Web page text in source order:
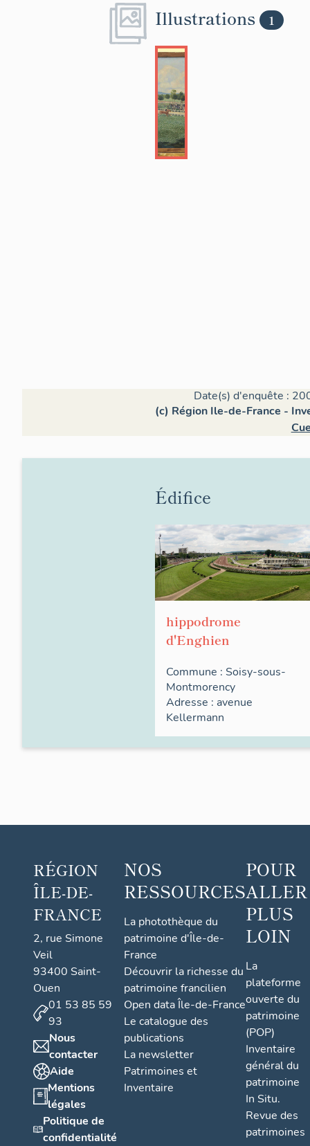
Illustrations 1
Date(s) d'enquête :
(c) Région Ile-de-France -
Édifice
hippodrome
d'Enghien
Commune : Soisy-sous-
Montmorency
Adresse : avenue
Kellermann
RÉGION
ÎLE-DE-
FRANCE
2, rue Simone
Veil
93400 Saint-
Ouen
01 53 85 59
93
Nous
contacter
Aide
Mentions
légales
Politique de
confidentialité
NOS
RESSOURCES
La photothèque du
patrimoine d'Île-de-
France
Découvrir la richesse du
patrimoine francilien
Open data Île-de-France
Le catalogue des
publications
La newsletter
Patrimoines et
Inventaire
POUR
ALLER
PLUS
LOIN
La
plateforme
ouverte du
patrimoine
(POP)
Inventaire
général du
patrimoine
In Situ.
Revue des
patrimoines